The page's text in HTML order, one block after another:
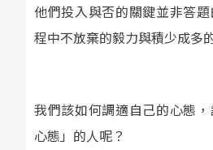
他們投入與否的關鍵並非答
程中不放棄的毅力與積少成多
我們該如何調適自己的心態
心態」的人呢？